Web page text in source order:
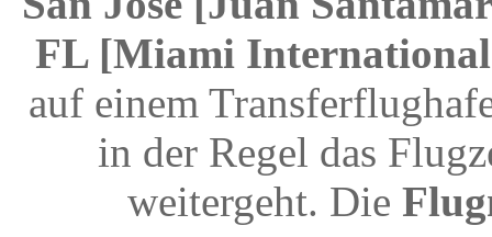
FL [Miami
auf einem
in der Regel das
weitergeht. Die